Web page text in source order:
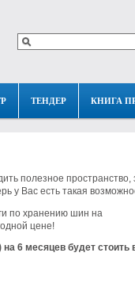
ТЕНДЕР КНИГА
полезное
у Вас есть такая
по хранению шин на
цене!
6 месяцев будет стоить